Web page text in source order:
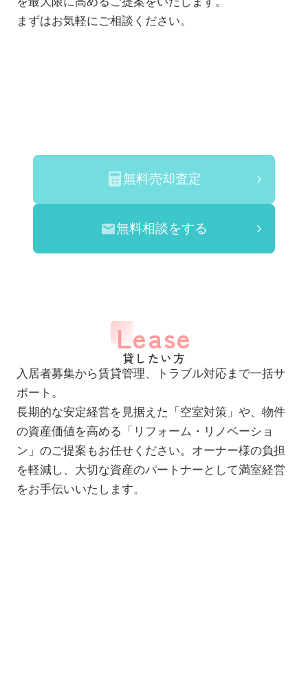
まずはお気軽にご相談ください。
無料売却査定
無料相談をする
Lease
貸したい方
入居者募集から賃貸管理、トラブル対応まで一括サ
ポート。
長期的な安定経営を見据えた「空室対策」や、物件
の資産価値を高める「リフォーム・リノベーショ
ン」のご提案もお任せください。オーナー様の負担
を軽減し、大切な資産のパートナーとして満室経営
をお手伝いいたします。